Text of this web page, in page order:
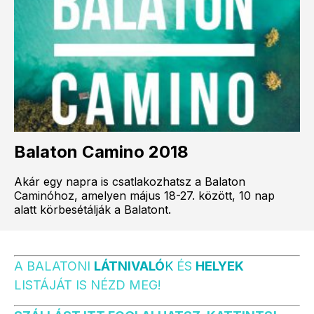
Balaton Camino 2018
Akár egy napra is csatlakozhatsz a Balaton
Caminóhoz, amelyen május 18-27. között, 10 nap
alatt körbesétálják a Balatont.
A BALATONI LÁTNIVALÓK ÉS HELYEK
LISTÁJÁT IS NÉZD MEG!